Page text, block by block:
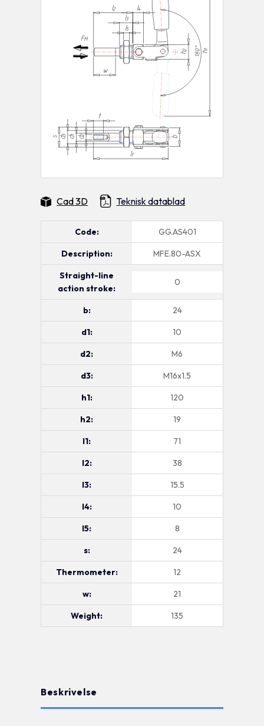
Code: GG.AS401
Description: MFE.80-ASX
Straight-line
action stroke:
0
b: 24
d1: 10
d2: M6
d3: M16x1.5
h1: 120
h2: 19
l1: 71
l2: 38
l3: 15.5
l4: 10
l5: 8
s: 24
Thermometer: 12
w: 21
Weight: 135
Cad 3D Teknisk datablad
Beskrivelse